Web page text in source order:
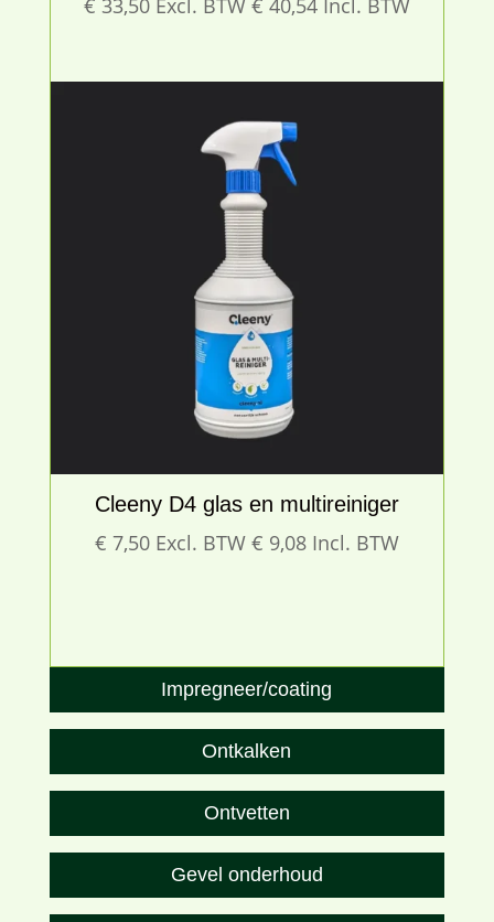
Impregneer/coating
Ontkalken
Ontvetten
Gevel onderhoud
€ 33,50 Excl. BTW € 40,54Incl. BTW
Cleeny D4 glas en multireiniger
€ 7,50 Excl. BTW € 9,08Incl. BTW